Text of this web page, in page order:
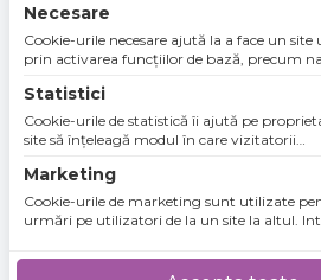
sunt valabile in limita stocului
Necesare
Cookie-urile necesare ajută la a face un site
prin activarea funcţiilor de bază, precum
Site-ul nu poate funcţiona corespunzător
cookie-uri.
Statistici
Cookie-urile de statistică îi ajută pe
site să înţeleagă modul în care vizitatorii
raportarea informaţiilor în mod anonim.
Marketing
Cookie-urile de marketing sunt utilizate
urmări pe utilizatori de la un site la altul.
utilizatorii individuali, aşadar ele sunt mai